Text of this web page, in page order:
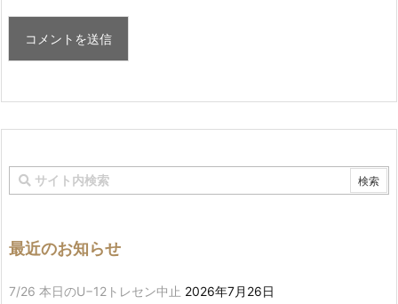
最近のお知らせ
7/26 本日のU−12トレセン中止 2026年7月26日